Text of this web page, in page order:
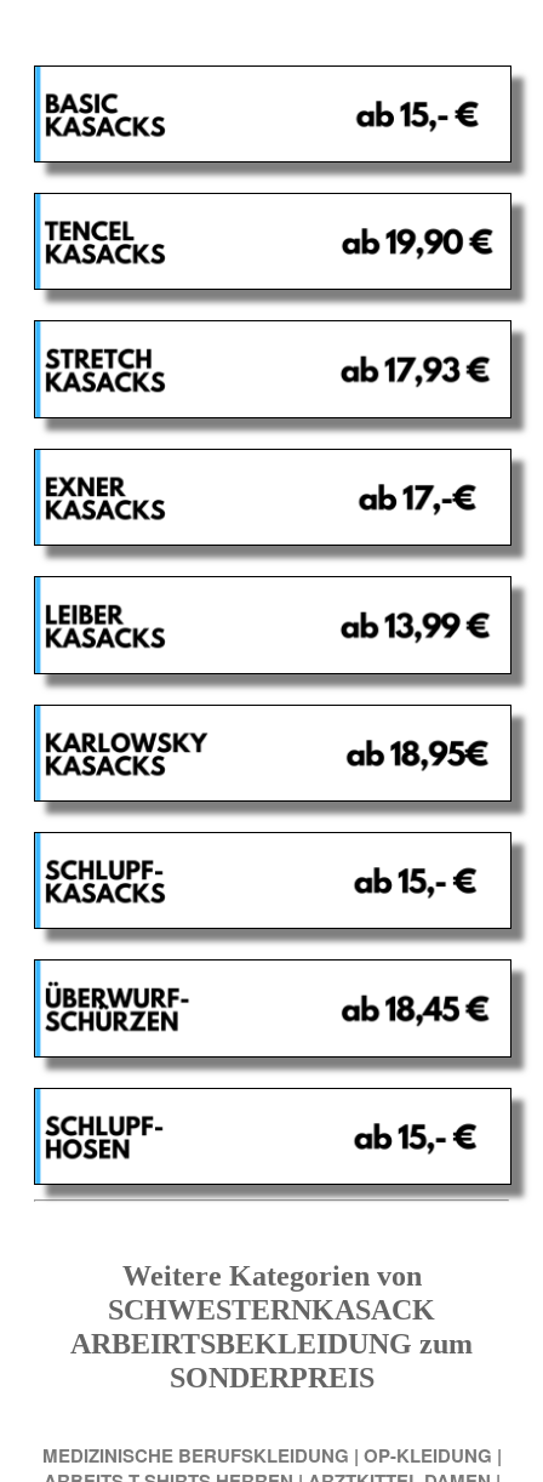
Weitere Kategorien von
SCHWESTERNKASACK
ARBEIRTSBEKLEIDUNG zum
SONDERPREIS
MEDIZINISCHE BERUFSKLEIDUNG | OP-KLEIDUNG |